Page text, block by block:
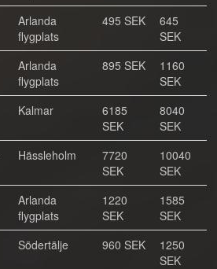
Arlanda
flygplats
495 SEK
645
SEK
Arlanda
flygplats
895 SEK
1160
SEK
Kalmar
6185
SEK
8040
SEK
Hässleholm
7720
SEK
10040
SEK
Arlanda
flygplats
1220
SEK
1585
SEK
Södertälje 960 SEK
1250
SEK